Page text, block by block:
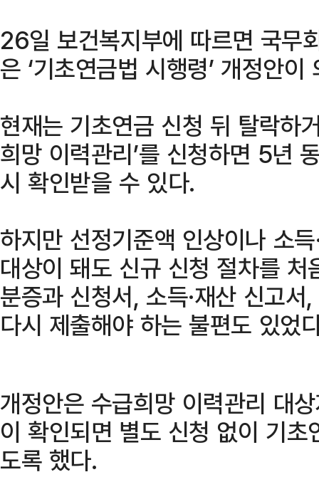
26일 보건복지부에 따르면 국무
은 ‘기초연금법 시행령’ 개정안이
현재는 기초연금 신청 뒤 탈락하
희망 이력관리’를 신청하면 5년
시 확인받을 수 있다.
하지만 선정기준액 인상이나 소
대상이 돼도 신규 신청 절차를
분증과 신청서, 소득·재산 신고
다시 제출해야 하는 불편도 있었
개정안은 수급희망 이력관리 대
이 확인되면 별도 신청 없이 기
도록 했다.